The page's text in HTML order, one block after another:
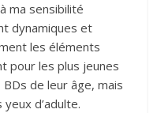
ma sensibilité
dynamiques et
les éléments
pour les plus jeunes
de leur âge, mais
d’adulte.